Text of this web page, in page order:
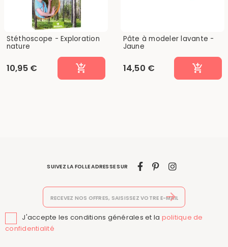
Stéthoscope - Exploration
nature
10,95 €
Pâte à modeler lavante -
Jaune
14,50 €
J'accepte les conditions générales et la politique de
confidentialité
SUIVEZ LA FOLLE ADRESSE SUR